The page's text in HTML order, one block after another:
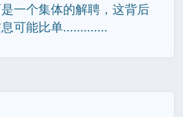
一个集体的解聘，这背后
可能比单.............